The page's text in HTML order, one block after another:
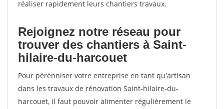
réaliser rapidement leurs chantiers travaux.
Rejoignez notre réseau pour
trouver des chantiers à Saint-
hilaire-du-harcouet
Pour pérénniser votre entreprise en tant qu'artisan
dans les travaux de rénovation Saint-hilaire-du-
harcouet, il faut pouvoir alimenter régulièrement le